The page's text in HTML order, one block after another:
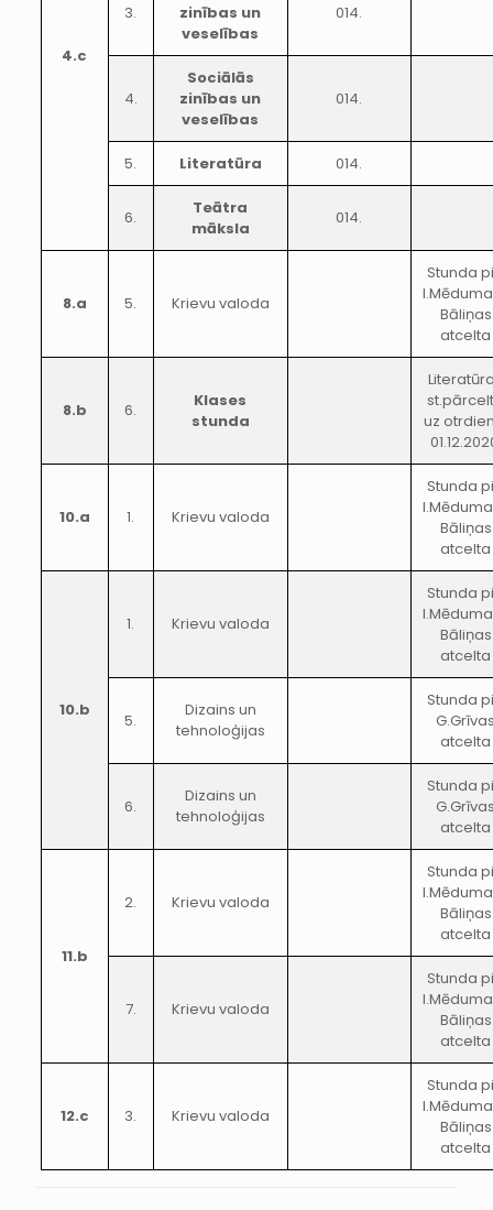
4.c
3.
zinības un
veselības
014.
4.
Sociālās
zinības un
veselības
014.
5. Literatūra 014.
6.
Teātra
māksla
014.
8.a 5. Krievu valoda
Stunda
Bāliņas
atcelta
8.b 6.
Klases
stunda
uz
10.a 1. Krievu valoda
Stunda
Bāliņas
atcelta
10.b
1. Krievu valoda
Stunda
Bāliņas
atcelta
5.
Dizains un
tehnoloģijas
Stunda
atcelta
6.
Dizains un
tehnoloģijas
Stunda
atcelta
11.b
2. Krievu valoda
Stunda
Bāliņas
atcelta
7. Krievu valoda
Stunda
Bāliņas
atcelta
12.c 3. Krievu valoda
Stunda
Bāliņas
atcelta